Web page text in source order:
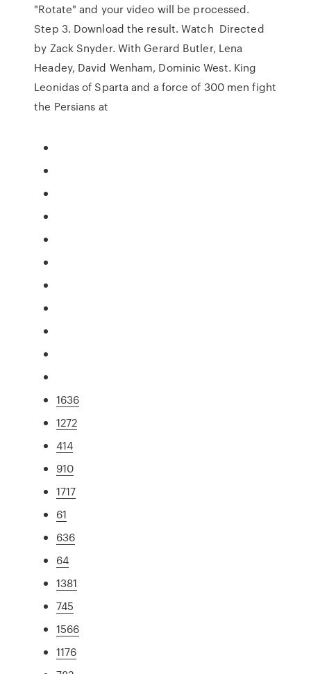
"Rotate" and your video will be processed.
Step 3. Download the result. Watch Directed
by Zack Snyder. With Gerard Butler, Lena
Headey, David Wenham, Dominic West. King
Leonidas of Sparta and a force of 300 men fight
the Persians at
1636
1272
414
910
1717
61
636
64
1381
745
1566
1176